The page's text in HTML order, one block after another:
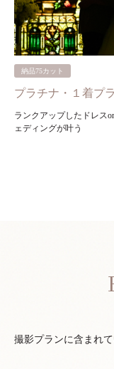
納品75カット
プラチナ・１着プ
ランクアップしたドレス
ェディングが叶う
撮影プランに含まれ